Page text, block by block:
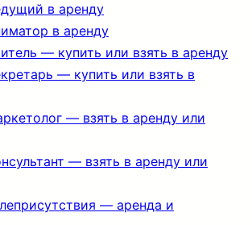
в аренду
в аренду
— купить или взять в аренду
— купить или взять в
— взять в аренду или
— взять в аренду или
— аренда и